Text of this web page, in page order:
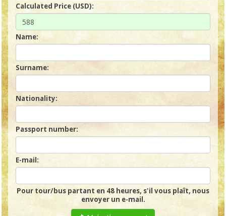
Calculated Price (USD):
Name:
Surname:
Nationality:
Passport number:
E-mail:
Pour tour/bus partant en 48 heures, s'il vous plaît, nous
envoyer un e-mail.